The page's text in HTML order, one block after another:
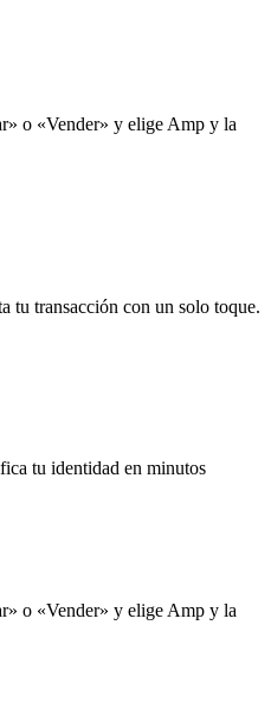
o «Vender» y elige Amp y la
tu transacción con un solo toque.
tu identidad en minutos
o «Vender» y elige Amp y la